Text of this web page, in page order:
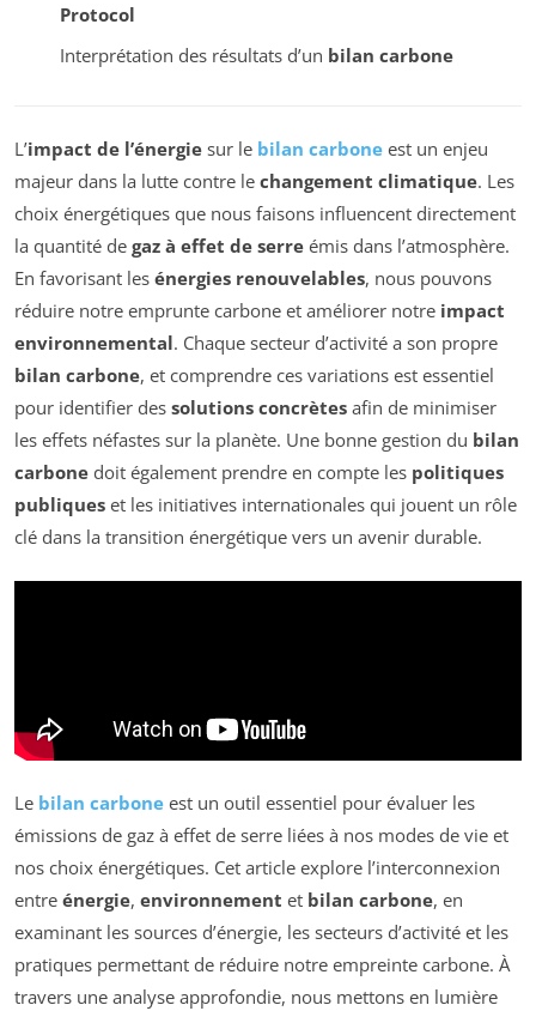
Protocol
Interprétation des résultats d’un bilan carbone
L’impact de l’énergie sur le bilan carbone est un enjeu
majeur dans la lutte contre le changement climatique. Les
choix énergétiques que nous faisons influencent directement
la quantité de gaz à effet de serre émis dans l’atmosphère.
En favorisant les énergies renouvelables, nous pouvons
réduire notre emprunte carbone et améliorer notre impact
environnemental. Chaque secteur d’activité a son propre
bilan carbone, et comprendre ces variations est essentiel
pour identifier des solutions concrètes afin de minimiser
les effets néfastes sur la planète. Une bonne gestion du bilan
carbone doit également prendre en compte les politiques
publiques et les initiatives internationales qui jouent un rôle
clé dans la transition énergétique vers un avenir durable.
Le bilan carbone est un outil essentiel pour évaluer les
émissions de gaz à effet de serre liées à nos modes de vie et
nos choix énergétiques. Cet article explore l’interconnexion
entre énergie, environnement et bilan carbone, en
examinant les sources d’énergie, les secteurs d’activité et les
pratiques permettant de réduire notre empreinte carbone. À
travers une analyse approfondie, nous mettons en lumière